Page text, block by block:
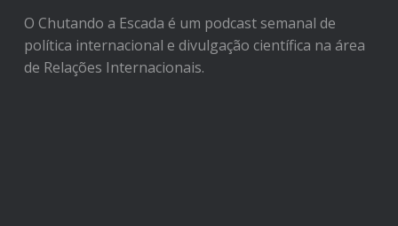
O Chutando a Escada é um podcast semanal de
política internacional e divulgação científica na área
de Relações Internacionais.